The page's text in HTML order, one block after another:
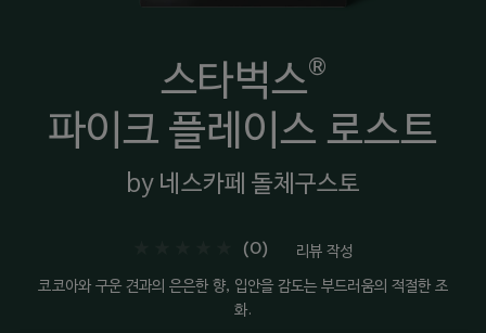
스타벅스®
파이크 플레이스 로스트
by 네스카페 돌체구스토
(0)
리뷰 작성
코코아와 구운 견과의 은은한 향, 입안을 감도는 부드러움의 적절한 조
화.